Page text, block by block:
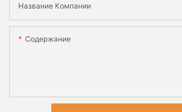
Название Компании
Содержание